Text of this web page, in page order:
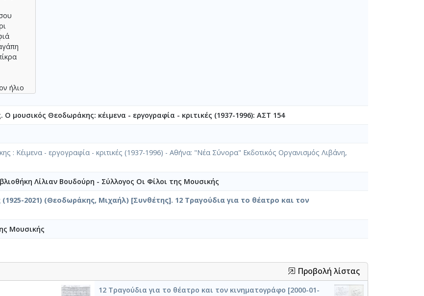
ήλιο
ξέρω
μουσικός Θεοδωράκης: κέιμενα - εργογραφία - κριτικές (1937-1996): ΑΣΤ 154
: Κέιμενα - εργογραφία - κριτικές (1937-1996) - Αθήνα: "Νέα Σύνορα" Εκδοτικός Οργανισμός Λιβάνη,
Λίλιαν Βουδούρη - Σύλλογος Οι Φίλοι της Μουσικής
2021) (Θεοδωράκης, Μιχαήλ) [Συνθέτης]. 12 Τραγούδια για το θέατρο και τον
Μουσικής
Προβολή λίστας
12 Τραγούδια για το θέατρο και τον κινηματογράφο [2000-01-